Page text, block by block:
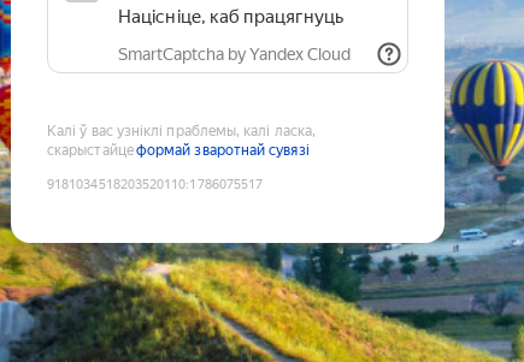
Націсніце, каб працягнуць
SmartCaptcha by Yandex Cloud
Калі ў вас узніклі праблемы, калі ласка,
скарыстайцеформай зваротнай сувязі
9181034518203520110:1786075517